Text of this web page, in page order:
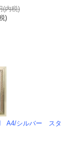
(内税)
)
A4/シルバー スタ